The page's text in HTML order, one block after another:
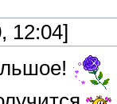
12:04]